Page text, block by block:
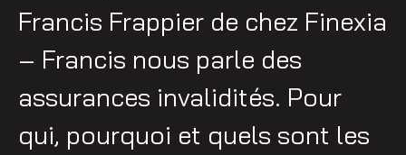
Francis Frappier de chez Finexia
– Francis nous parle des
assurances invalidités. Pour
qui, pourquoi et quels sont les